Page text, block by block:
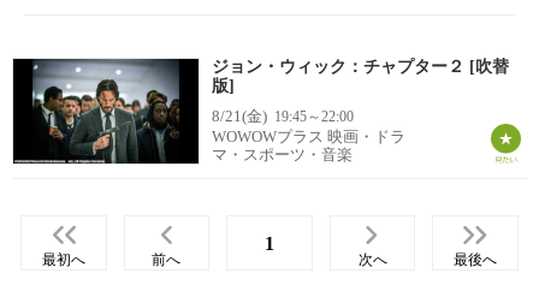
ジョン・ウィック：チャプター２ [吹替
版]
8/21(金) 19:45～22:00
WOWOWプラス 映画・ドラ
マ・スポーツ・音楽
最初へ 前へ
1
次へ 最後へ